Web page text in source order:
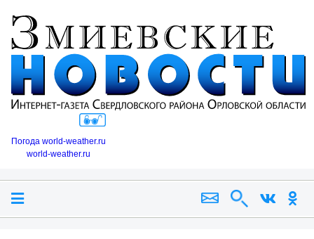
Погода world-weather.ru
world-weather.ru